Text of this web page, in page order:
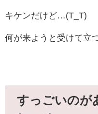
キケンだけど…(T_T)
何が来ようと受けて立
すっごいの